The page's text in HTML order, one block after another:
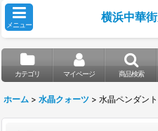
メニュー
横浜中華
カテゴリ マイページ 商品検索
ホーム > 水晶クォーツ > 水晶ペンダント